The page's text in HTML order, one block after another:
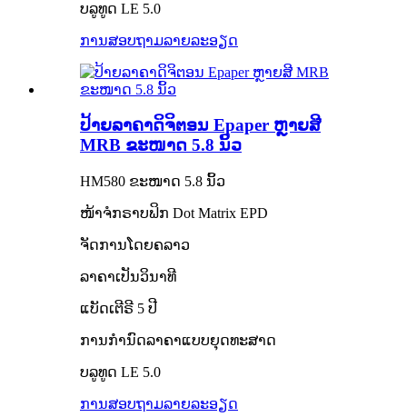
ບລູທູດ LE 5.0
ການສອບຖາມລາຍລະອຽດ
ປ້າຍລາຄາດິຈິຕອນ Epaper ຫຼາຍສີ
MRB ຂະໜາດ 5.8 ນິ້ວ
HM580 ຂະໜາດ 5.8 ນິ້ວ
ໜ້າຈໍກຣາບຟິກ Dot Matrix EPD
ຈັດການໂດຍຄລາວ
ລາຄາເປັນວິນາທີ
ແບັດເຕີຣີ 5 ປີ
ການກຳນົດລາຄາແບບຍຸດທະສາດ
ບລູທູດ LE 5.0
ການສອບຖາມລາຍລະອຽດ